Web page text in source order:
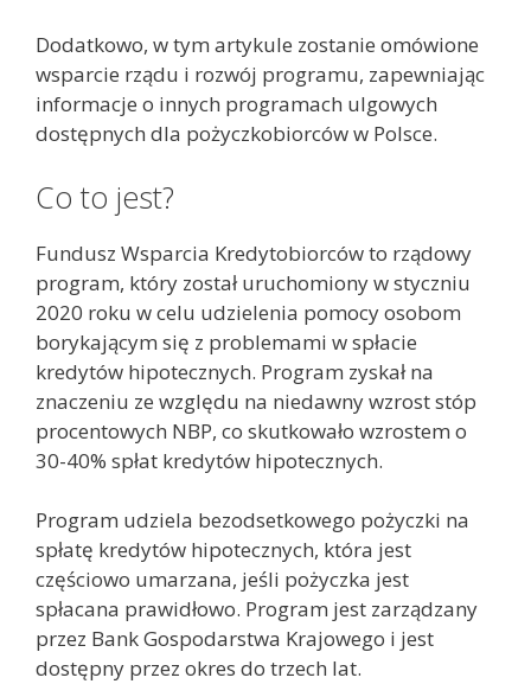
Dodatkowo, w tym artykule zostanie omówione
wsparcie rządu i rozwój programu, zapewniając
informacje o innych programach ulgowych
dostępnych dla pożyczkobiorców w Polsce.
Co to jest?
Fundusz Wsparcia Kredytobiorców to rządowy
program, który został uruchomiony w styczniu
2020 roku w celu udzielenia pomocy osobom
borykającym się z problemami w spłacie
kredytów hipotecznych. Program zyskał na
znaczeniu ze względu na niedawny wzrost stóp
procentowych NBP, co skutkowało wzrostem o
30-40% spłat kredytów hipotecznych.
Program udziela bezodsetkowego pożyczki na
spłatę kredytów hipotecznych, która jest
częściowo umarzana, jeśli pożyczka jest
spłacana prawidłowo. Program jest zarządzany
przez Bank Gospodarstwa Krajowego i jest
dostępny przez okres do trzech lat.